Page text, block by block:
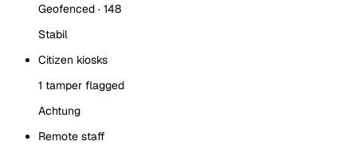
Geofenced · 148
Stabil
Citizen kiosks
1 tamper flagged
Achtung
Remote staff